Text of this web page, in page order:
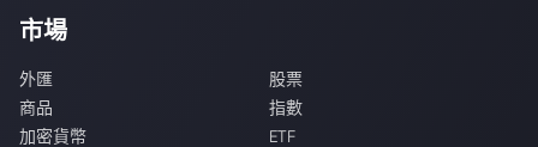
市場
外匯
股票
商品
指數
加密貨幣
ETF